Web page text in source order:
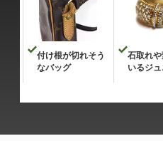
付け根が切れそう
なバッグ
石取れ
いるジ